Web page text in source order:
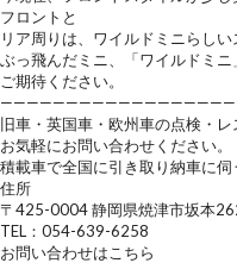
フロントと
リア周りは、ワイルドミニらし
ぶっ飛んだミニ、「ワイルドミ
ご期待ください。
旧車・英国車・欧州車の点検・
お気軽にお問い合わせください。
積載車で全国に引き取り納車に伺
住所
〒425-0004 静岡県焼津市坂本
TEL：054-639-6258
お問い合わせはこちら